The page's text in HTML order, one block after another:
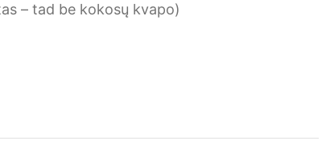
– tad be kokosų kvapo)